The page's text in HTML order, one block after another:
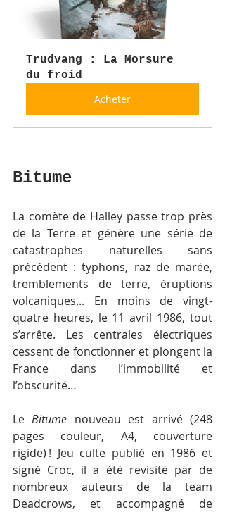
Trudvang : La Morsure
du froid
Acheter
Bitume
La comète de Halley passe trop près
de la Terre et génère une série de
catastrophes naturelles sans
précédent : typhons, raz de marée,
tremblements de terre, éruptions
volcaniques... En moins de vingt-
quatre heures, le 11 avril 1986, tout
s’arrête. Les centrales électriques
cessent de fonctionner et plongent la
France dans l’immobilité et
l’obscurité…
Le Bitume nouveau est arrivé (248
pages couleur, A4, couverture
rigide) ! Jeu culte publié en 1986 et
signé Croc, il a été revisité par de
nombreux auteurs de la team
Deadcrows, et accompagné de